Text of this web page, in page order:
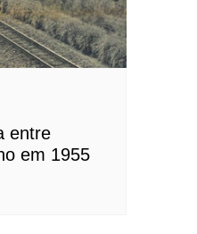
entre
em 1955